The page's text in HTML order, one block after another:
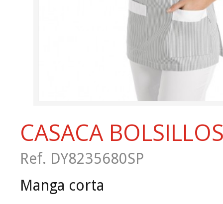
CASACA
Ref. DY8235680SP
Manga corta